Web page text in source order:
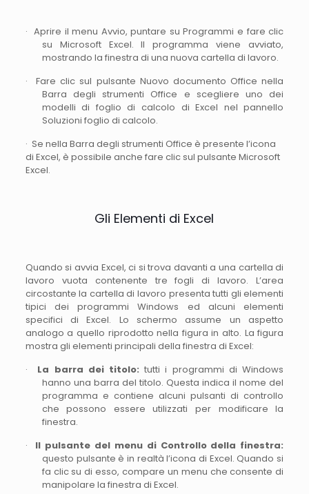
· Aprire il menu Avvio, puntare su Programmi e fare clic
su Microsoft Excel. Il programma viene avviato,
mostrando la finestra di una nuova cartella di lavoro.
· Fare clic sul pulsante Nuovo documento Office nella
Barra degli strumenti Office e scegliere uno dei
modelli di foglio di calcolo di Excel nel pannello
Soluzioni foglio di calcolo.
· Se nella Barra degli strumenti Office è presente l’icona
di Excel, è possibile anche fare clic sul pulsante Microsoft
Excel.
Gli Elementi di Excel
Quando si avvia Excel, ci si trova davanti a una cartella di
lavoro vuota contenente tre fogli di lavoro. L’area
circostante la cartella di lavoro presenta tutti gli elementi
tipici dei programmi Windows ed alcuni elementi
specifici di Excel. Lo schermo assume un aspetto
analogo a quello riprodotto nella figura in alto. La figura
mostra gli elementi principali della finestra di Excel:
· La barra dei titolo:tutti i programmi di Windows
hanno una barra del titolo. Questa indica il nome del
programma e contiene alcuni pulsanti di controllo
che possono essere utilizzati per modificare la
finestra.
· Il pulsante del menu di Controllo della finestra:
questo pulsante è in realtà l’icona di Excel. Quando si
fa clic su di esso, compare un menu che consente di
manipolare la finestra di Excel.